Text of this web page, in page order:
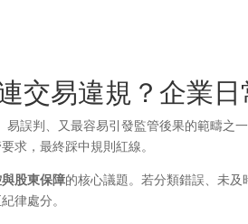
易違規？企業日
易誤判、又最容易引發監管後果的範疇之
求，最終踩中規則紅線。
股東保障的核心議題。若分類錯誤、未
律處分。